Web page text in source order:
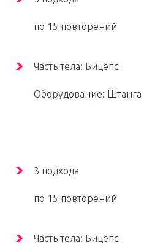
по 15 повторений
Часть тела: Бицепс
Оборудование: Штанга
3 подхода
по 15 повторений
Часть тела: Бицепс